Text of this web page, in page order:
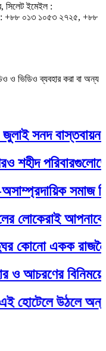
সিলেট ইমেইল :
+৮৮ ০১৩ ১০৫৩ ২৭২৫, +৮৮
ও ভিডিও ব্যবহার করা বা অন্য
সনদ বাস্তবায়ন
পরিবারগুলোতে
সমাজ
লোকেরাই আপনাকে
কোনো একক
ও আচরণের বিনিময়ে
হোটেলে উঠলে